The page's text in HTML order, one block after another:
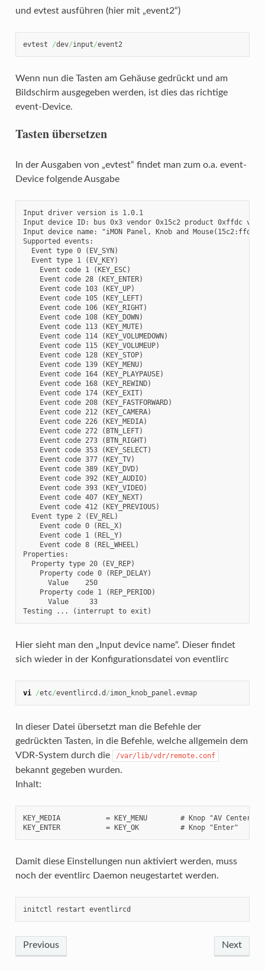
und evtest ausführen (hier mit „event2“)
evtest /dev/input/event2
Wenn nun die Tasten am Gehäuse gedrückt und am
Bildschirm ausgegeben werden, ist dies das richtige
event-Device.
Tasten übersetzen
In der Ausgaben von „evtest“ findet man zum o.a. event-
Device folgende Ausgabe
Input driver version is 1.0.1
Input device ID: bus 0x3 vendor 0x15c2 product 0xffdc
Input device name: "iMON Panel, Knob and Mouse(15c2:ffdc)"
Supported events:
  Event type 0 (EV_SYN)
  Event type 1 (EV_KEY)
    Event code 1 (KEY_ESC)
    Event code 28 (KEY_ENTER)
    Event code 103 (KEY_UP)
    Event code 105 (KEY_LEFT)
    Event code 106 (KEY_RIGHT)
    Event code 108 (KEY_DOWN)
    Event code 113 (KEY_MUTE)
    Event code 114 (KEY_VOLUMEDOWN)
    Event code 115 (KEY_VOLUMEUP)
    Event code 128 (KEY_STOP)
    Event code 139 (KEY_MENU)
    Event code 164 (KEY_PLAYPAUSE)
    Event code 168 (KEY_REWIND)
    Event code 174 (KEY_EXIT)
    Event code 208 (KEY_FASTFORWARD)
    Event code 212 (KEY_CAMERA)
    Event code 226 (KEY_MEDIA)
    Event code 272 (BTN_LEFT)
    Event code 273 (BTN_RIGHT)
    Event code 353 (KEY_SELECT)
    Event code 377 (KEY_TV)
    Event code 389 (KEY_DVD)
    Event code 392 (KEY_AUDIO)
    Event code 393 (KEY_VIDEO)
    Event code 407 (KEY_NEXT)
    Event code 412 (KEY_PREVIOUS)
  Event type 2 (EV_REL)
    Event code 0 (REL_X)
    Event code 1 (REL_Y)
    Event code 8 (REL_WHEEL)
Properties:
  Property type 20 (EV_REP)
    Property code 0 (REP_DELAY)
      Value    250
    Property code 1 (REP_PERIOD)
      Value     33
Testing ... (interrupt to exit)
Hier sieht man den „Input device name“. Dieser findet
sich wieder in der Konfigurationsdatei von eventlirc
vi /etc/eventlircd.d /imon_knob_panel.evmap
In dieser Datei übersetzt man die Befehle der
gedrückten Tasten, in die Befehle, welche allgemein dem
VDR-System durch die
/var/lib/vdr/remote.conf
bekannt gegeben wurden.
Inhalt:
KEY_MEDIA           = KEY_MENU        # Knop "AV Center"
KEY_ENTER           = KEY_OK          # Knop "Enter"
Damit diese Einstellungen nun aktiviert werden, muss
noch der eventlirc Daemon neugestartet werden.
initctl restart eventlircd
Previous Next